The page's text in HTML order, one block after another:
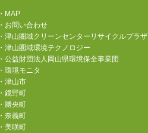
・MAP
・お問い合わせ
・津山圏域クリーンセンターリサイクルプラザ
・津山圏域環境テクノロジー
・公益財団法人岡山県環境保全事業団
・環境モニタ
・津山市
・鏡野町
・勝央町
・奈義町
・美咲町